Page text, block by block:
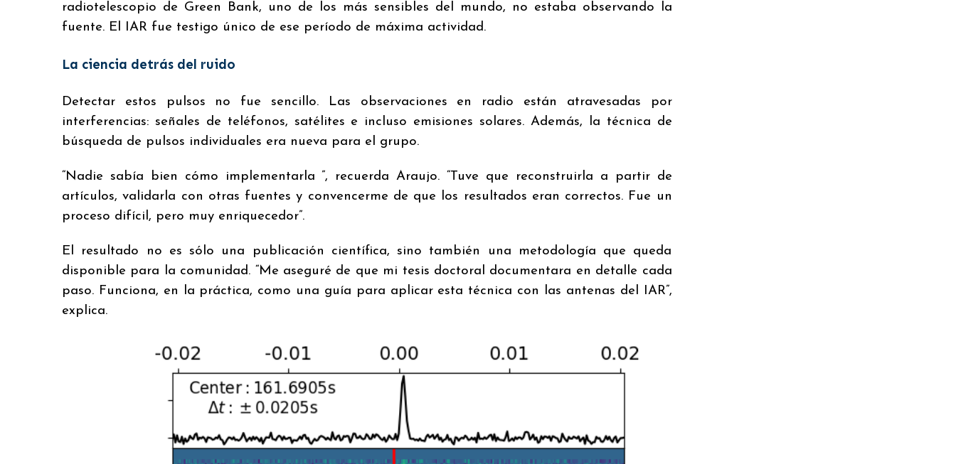
radiotelescopio de Green Bank, uno de los más sensibles del mundo, no estaba observando la
fuente. El IAR fue testigo único de ese período de máxima actividad.
La ciencia detrás del ruido
Detectar estos pulsos no fue sencillo. Las observaciones en radio están atravesadas por
interferencias: señales de teléfonos, satélites e incluso emisiones solares. Además, la técnica de
búsqueda de pulsos individuales era nueva para el grupo.
“Nadie sabía bien cómo implementarla ”, recuerda Araujo. “Tuve que reconstruirla a partir de
artículos, validarla con otras fuentes y convencerme de que los resultados eran correctos. Fue un
proceso difícil, pero muy enriquecedor”.
El resultado no es sólo una publicación científica, sino también una metodología que queda
disponible para la comunidad. “Me aseguré de que mi tesis doctoral documentara en detalle cada
paso. Funciona, en la práctica, como una guía para aplicar esta técnica con las antenas del IAR”,
explica.